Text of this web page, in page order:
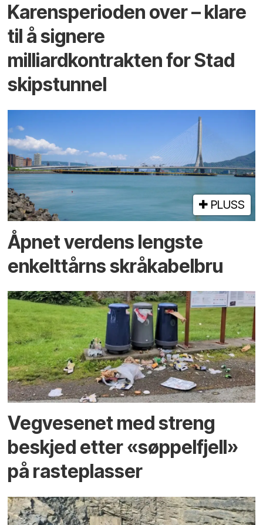
Karensperioden over – klare
til å signere
milliardkontrakten for Stad
skipstunnel
PLUSS
Åpnet verdens lengste
enkelt­tårns skrå­kabel­bru
Vegvesenet med streng
beskjed etter «søppelfjell»
på rasteplasser